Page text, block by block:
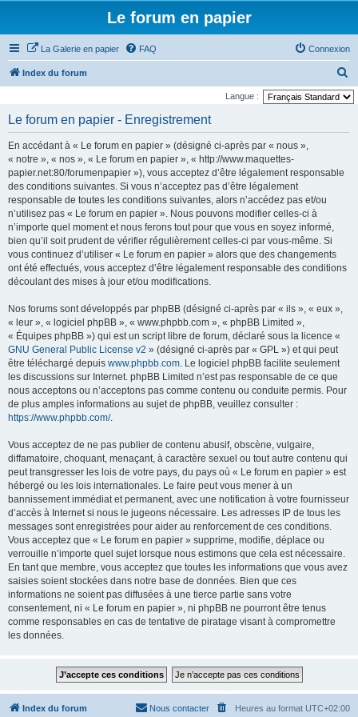
Le forum en papier
La Galerie en papier FAQ Connexion
Index du forum
e
Langue :
Le forum en papier - Enregistrement
En accédant à « Le forum en papier » (désigné ci-après par « nous »,
« notre », « nos », « Le forum en papier », « http://www.maquettes-
papier.net:80/forumenpapier »), vous acceptez d’être légalement responsable
des conditions suivantes. Si vous n’acceptez pas d’être légalement
responsable de toutes les conditions suivantes, alors n’accédez pas et/ou
n’utilisez pas « Le forum en papier ». Nous pouvons modifier celles-ci à
n’importe quel moment et nous ferons tout pour que vous en soyez informé,
bien qu’il soit prudent de vérifier régulièrement celles-ci par vous-même. Si
vous continuez d’utiliser « Le forum en papier » alors que des changements
ont été effectués, vous acceptez d’être légalement responsable des conditions
découlant des mises à jour et/ou modifications.
Nos forums sont développés par phpBB (désigné ci-après par « ils », « eux »,
« leur », « logiciel phpBB », « www.phpbb.com », « phpBB Limited »,
« Équipes phpBB ») qui est un script libre de forum, déclaré sous la licence «
GNU General Public License v2 » (désigné ci-après par « GPL ») et qui peut
être téléchargé depuis www.phpbb.com. Le logiciel phpBB facilite seulement
les discussions sur Internet. phpBB Limited n’est pas responsable de ce que
nous acceptons ou n’acceptons pas comme contenu ou conduite permis. Pour
de plus amples informations au sujet de phpBB, veuillez consulter :
https://www.phpbb.com/.
Vous acceptez de ne pas publier de contenu abusif, obscène, vulgaire,
diffamatoire, choquant, menaçant, à caractère sexuel ou tout autre contenu qui
peut transgresser les lois de votre pays, du pays où « Le forum en papier » est
hébergé ou les lois internationales. Le faire peut vous mener à un
bannissement immédiat et permanent, avec une notification à votre fournisseur
d’accès à Internet si nous le jugeons nécessaire. Les adresses IP de tous les
messages sont enregistrées pour aider au renforcement de ces conditions.
Vous acceptez que « Le forum en papier » supprime, modifie, déplace ou
verrouille n’importe quel sujet lorsque nous estimons que cela est nécessaire.
En tant que membre, vous acceptez que toutes les informations que vous avez
saisies soient stockées dans notre base de données. Bien que ces
informations ne soient pas diffusées à une tierce partie sans votre
consentement, ni « Le forum en papier », ni phpBB ne pourront être tenus
comme responsables en cas de tentative de piratage visant à compromettre
les données.
Index du forum Heures au format UTC+02:00
Nous contacter